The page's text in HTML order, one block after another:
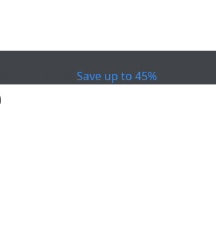
Save up to 45%